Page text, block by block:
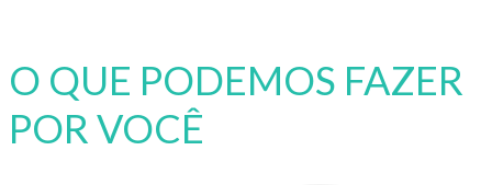
O QUE PODEMOS FAZER
POR VOCÊ